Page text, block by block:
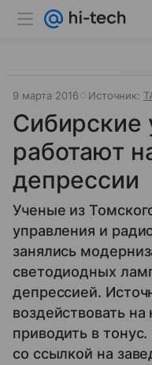
9 марта 2016 Источник:
Сибирские
работают
депрессии
Ученые из
управления и
занялись
светодиодных
депрессией.
воздействовать
приводить в
со ссылкой на